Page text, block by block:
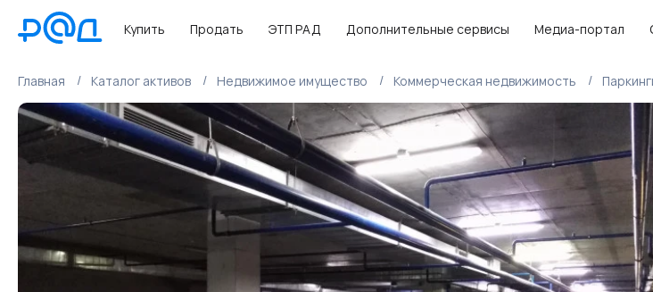
Купить Продать ЭТП РАД Дополнительные сервисы Медиа-портал
Главная Каталог активов Недвижимое имущество Коммерческая недвижимость